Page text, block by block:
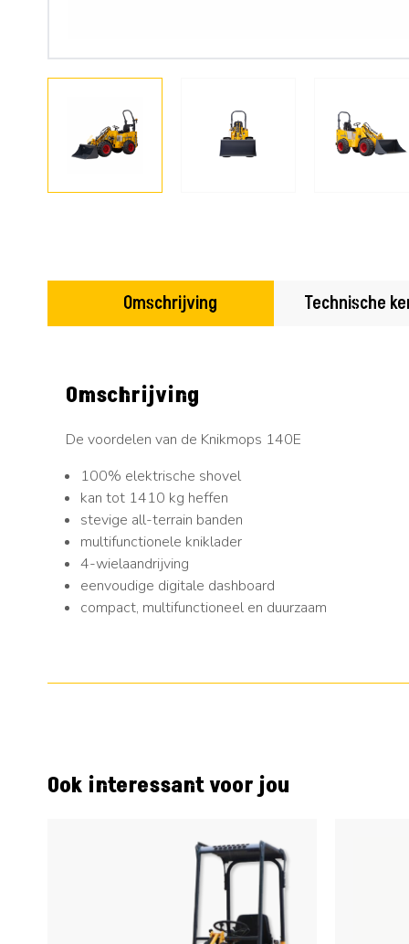
Omschrijving Technische
Omschrijving
De voordelen van de Knikmops 140E
100% elektrische shovel
kan tot 1410 kg heffen
stevige all-terrain banden
multifunctionele kniklader
4-wielaandrijving
eenvoudige digitale dashboard
compact, multifunctioneel en duurzaam
Ook interessant voor jou